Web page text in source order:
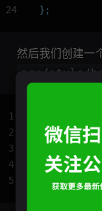
};
24
然后我们创建一
src/style/
  font-size
1
2
3
4
5